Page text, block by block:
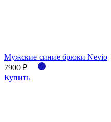
Мужские синие брюки Nevio
7900 ₽
Купить